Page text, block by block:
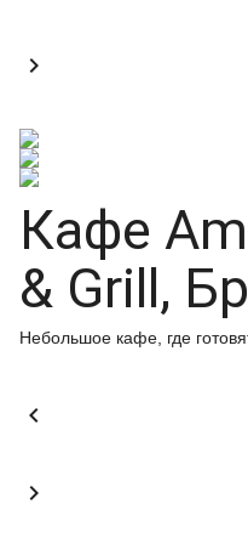

Кафе
& Grill,
Небольшое кафе, где

